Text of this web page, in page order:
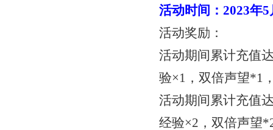
活动时间：2023年
活动奖励：
活动期间累计充值
验×1，双倍声望*1
活动期间累计充值
经验×2，双倍声望